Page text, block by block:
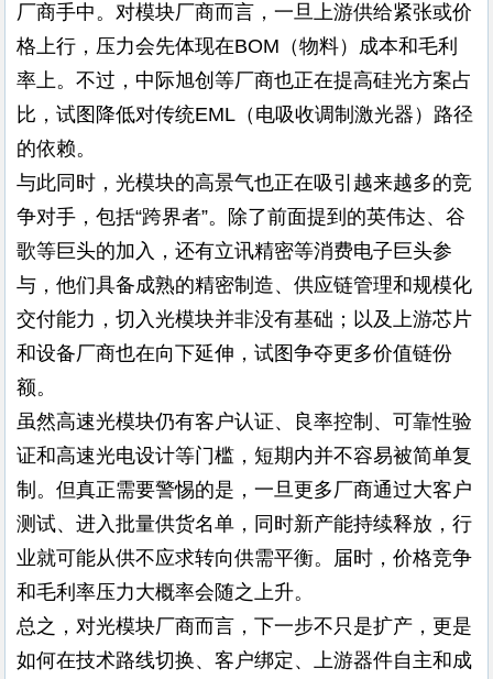
厂商手中。对模块厂商而言，一旦上游供给紧张或价
格上行，压力会先体现在BOM（物料）成本和毛利
率上。不过，中际旭创等厂商也正在提高硅光方案占
比，试图降低对传统EML（电吸收调制激光器）路径
的依赖。
与此同时，光模块的高景气也正在吸引越来越多的竞
争对手，包括“跨界者”。除了前面提到的英伟达、谷
歌等巨头的加入，还有立讯精密等消费电子巨头参
与，他们具备成熟的精密制造、供应链管理和规模化
交付能力，切入光模块并非没有基础；以及上游芯片
和设备厂商也在向下延伸，试图争夺更多价值链份
额。
虽然高速光模块仍有客户认证、良率控制、可靠性验
证和高速光电设计等门槛，短期内并不容易被简单复
制。但真正需要警惕的是，一旦更多厂商通过大客户
测试、进入批量供货名单，同时新产能持续释放，行
业就可能从供不应求转向供需平衡。届时，价格竞争
和毛利率压力大概率会随之上升。
总之，对光模块厂商而言，下一步不只是扩产，更是
如何在技术路线切换、客户绑定、上游器件自主和成